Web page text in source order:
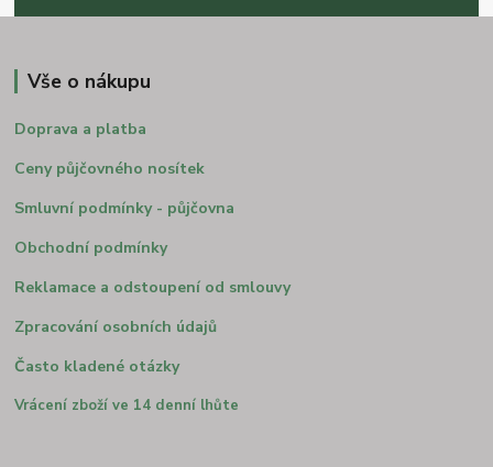
Vše o nákupu
Doprava a platba
Ceny půjčovného nosítek
Smluvní podmínky - půjčovna
Obchodní podmínky
Reklamace a odstoupení od smlouvy
Zpracování osobních údajů
Často kladené otázky
Vrácení zboží ve 14 denní lhůte